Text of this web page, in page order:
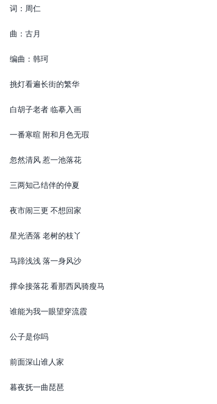
词：周仁
曲：古月
编曲：韩珂
挑灯看遍长街的繁华
白胡子老者 临摹入画
一番寒暄 附和月色无瑕
忽然清风 惹一池落花
三两知己结伴的仲夏
夜市闹三更 不想回家
星光洒落 老树的枝丫
马蹄浅浅 落一身风沙
撑伞接落花 看那西风骑瘦马
谁能为我一眼望穿流霞
公子是你吗
前面深山谁人家
暮夜抚一曲琵琶